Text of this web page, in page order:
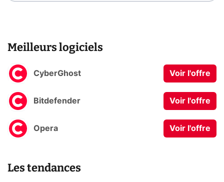
Meilleurs logiciels
CyberGhost Voir l'offre
Bitdefender Voir l'offre
Opera Voir l'offre
Les tendances